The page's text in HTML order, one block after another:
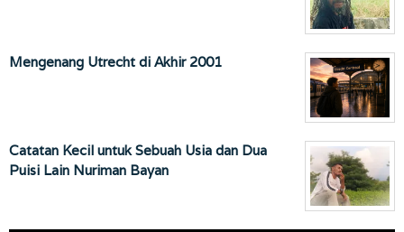
Mengenang Utrecht di Akhir 2001
Catatan Kecil untuk Sebuah Usia dan Dua
Puisi Lain Nuriman Bayan